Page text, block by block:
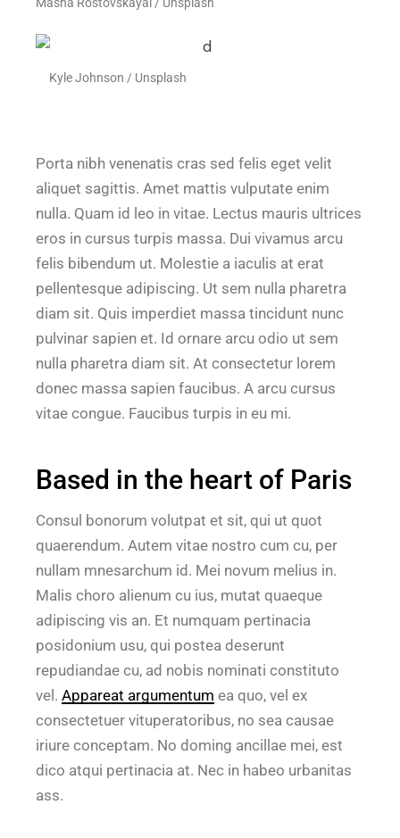
Masha Rostovskayal / Unsplash
Kyle Johnson / Unsplash
Porta nibh venenatis cras sed felis eget velit
aliquet sagittis. Amet mattis vulputate enim
nulla. Quam id leo in vitae. Lectus mauris ultrices
eros in cursus turpis massa. Dui vivamus arcu
felis bibendum ut. Molestie a iaculis at erat
pellentesque adipiscing. Ut sem nulla pharetra
diam sit. Quis imperdiet massa tincidunt nunc
pulvinar sapien et. Id ornare arcu odio ut sem
nulla pharetra diam sit. At consectetur lorem
donec massa sapien faucibus. A arcu cursus
vitae congue. Faucibus turpis in eu mi.
Based in the heart of Paris
Consul bonorum volutpat et sit, qui ut quot
quaerendum. Autem vitae nostro cum cu, per
nullam mnesarchum id. Mei novum melius in.
Malis choro alienum cu ius, mutat quaeque
adipiscing vis an. Et numquam pertinacia
posidonium usu, qui postea deserunt
repudiandae cu, ad nobis nominati constituto
vel.Appareat argumentum ea quo, vel ex
consectetuer vituperatoribus, no sea causae
iriure conceptam. No doming ancillae mei, est
dico atqui pertinacia at. Nec in habeo urbanitas
ass.